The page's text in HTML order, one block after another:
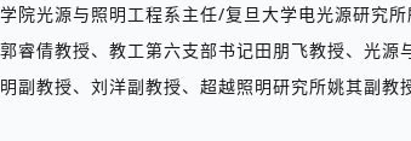
院光源与照明工程系主任/复旦大学电光源研究
睿倩教授、教工第六支部书记田朋飞教授、光源
副教授、刘洋副教授、超越照明研究所姚其副教